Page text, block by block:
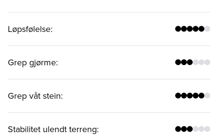
Løpsfølelse:
Grep gjørme:
Grep våt stein:
Stabilitet ulendt terreng: